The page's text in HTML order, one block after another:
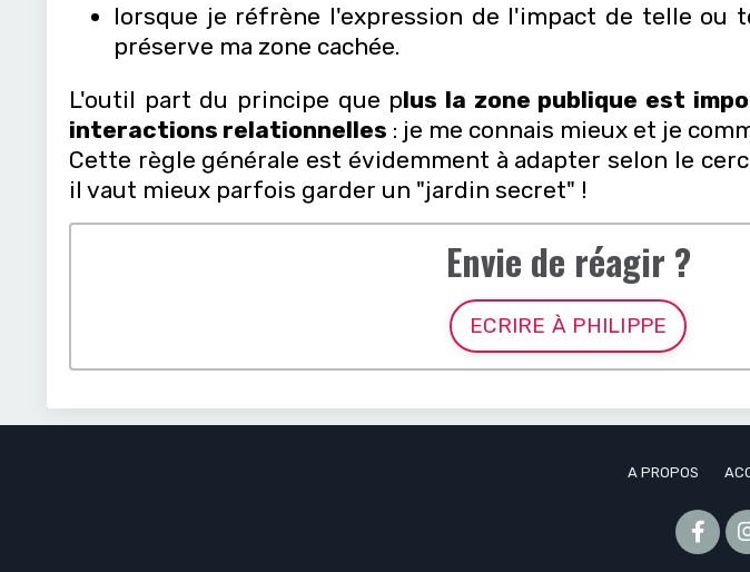
lorsque je réfrène l'expression de l'impact de telle ou
préserve ma zone cachée.
L'outil part du principe que plus la zone publique est
interactions relationnelles : je me connais mieux et je
Cette règle générale est évidemment à adapter selon le
il vaut mieux parfois garder un "jardin secret" !
Envie de réagir ?
ECRIRE À PHILIPPE
A PROPOS